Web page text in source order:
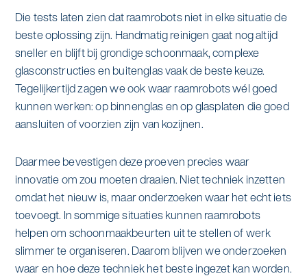
Die tests laten zien dat raamrobots niet in elke situatie de
beste oplossing zijn. Handmatig reinigen gaat nog altijd
sneller en blijft bij grondige schoonmaak, complexe
glasconstructies en buitenglas vaak de beste keuze.
Tegelijkertijd zagen we ook waar raamrobots wél goed
kunnen werken: op binnenglas en op glasplaten die goed
aansluiten of voorzien zijn van kozijnen.
Daarmee bevestigen deze proeven precies waar
innovatie om zou moeten draaien. Niet techniek inzetten
omdat het nieuw is, maar onderzoeken waar het echt iets
toevoegt. In sommige situaties kunnen raamrobots
helpen om schoonmaakbeurten uit te stellen of werk
slimmer te organiseren. Daarom blijven we onderzoeken
waar en hoe deze techniek het beste ingezet kan worden.